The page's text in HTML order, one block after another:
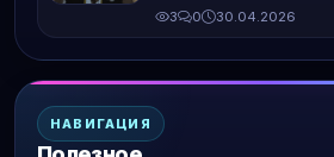
3 0 30.04.2026
НАВИГАЦИЯ